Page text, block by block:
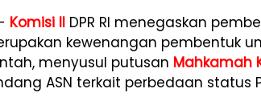
Komisi II DPR RI menegaskan
kewenangan pembentuk
menyusul putusan Mahkamah
ASN terkait perbedaan status